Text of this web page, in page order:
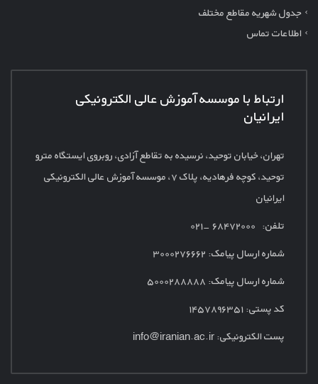
جدول شهریه مقاطع مختلف
اطلاعات تماس
ارتباط با موسسه آموزش عالی الکترونیکی
ایرانیان
تهران، خیابان توحید، نرسیده به تقاطع آزادی، روبروی ایستگاه مترو
توحید، کوچه فرهادیه، پلاک
۷، موسسه آموزش عالی الکترونیکی
ایرانیان
تلفن: ۶۸۴۷۲۰۰۰ -۰۲۱
شماره ارسال پیامک: ۳۰۰۰۲۷۶۶۶۲
شماره ارسال پیامک: ۵۰۰۰۲۸۸۸۸۸
کد پستی: ۱۴۵۷۸۹۶۳۵۱
پست الکترونیکی:info@iranian.ac.ir